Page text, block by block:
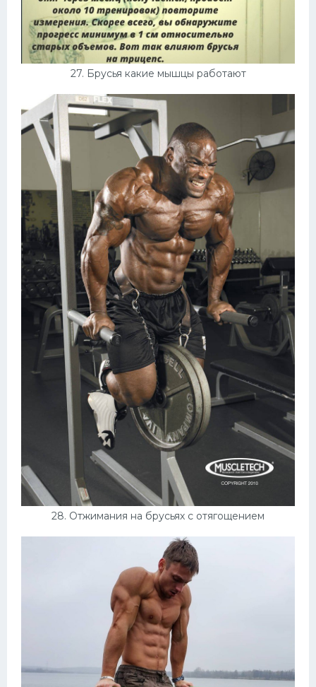
27. Брусья какие мышцы работают
28. Отжимания на брусьях с отягощением